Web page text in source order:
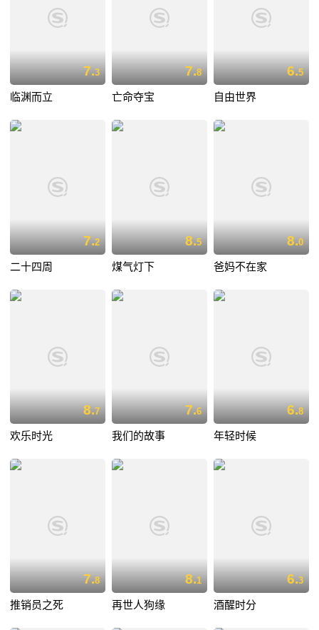
7.3
临渊而立
7.8
亡命夺宝
6.5
自由世界
7.2
二十四周
8.5
煤气灯下
8.0
爸妈不在家
8.7
欢乐时光
7.6
我们的故事
6.8
年轻时候
7.8
推销员之死
8.1
再世人狗缘
6.3
酒醒时分